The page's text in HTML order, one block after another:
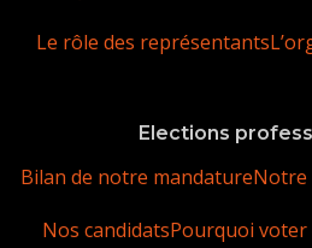
Le rôle des représentants
Elections
Bilan de notre mandatureNotre
Nos candidatsPourquoi voter